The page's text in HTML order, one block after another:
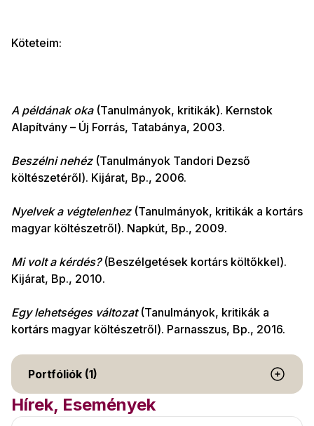
Köteteim:
A példának oka(Tanulmányok, kritikák). Kernstok
Alapítvány – Új Forrás, Tatabánya, 2003.
Beszélni nehéz(Tanulmányok Tandori Dezső
költészetéről). Kijárat, Bp., 2006.
Nyelvek a végtelenhez(Tanulmányok, kritikák a kortárs
magyar költészetről). Napkút, Bp., 2009.
Mi volt a kérdés?(Beszélgetések kortárs költőkkel).
Kijárat, Bp., 2010.
Egy lehetséges változat(Tanulmányok, kritikák a
kortárs magyar költészetről). Parnasszus, Bp., 2016.
Portfóliók (1)
Hírek, Események